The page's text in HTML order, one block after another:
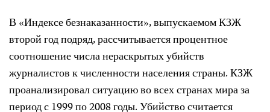
В «Индексе безнаказанности», выпускаемом КЗЖ
второй год подряд, рассчитывается процентное
соотношение числа нераскрытых убийств
журналистов к численности населения страны. КЗЖ
проанализировал ситуацию во всех странах мира за
период с 1999 по 2008 годы. Убийство считается